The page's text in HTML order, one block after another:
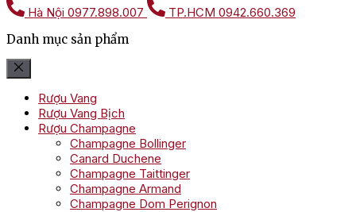
Hà Nội 0977.898.007 TP.HCM 0942.660.369
Danh mục sản phẩm
Rượu Vang
Rượu Vang Bịch
Rượu Champagne
Champagne Bollinger
Canard Duchene
Champagne Taittinger
Champagne Armand
Champagne Dom Perignon